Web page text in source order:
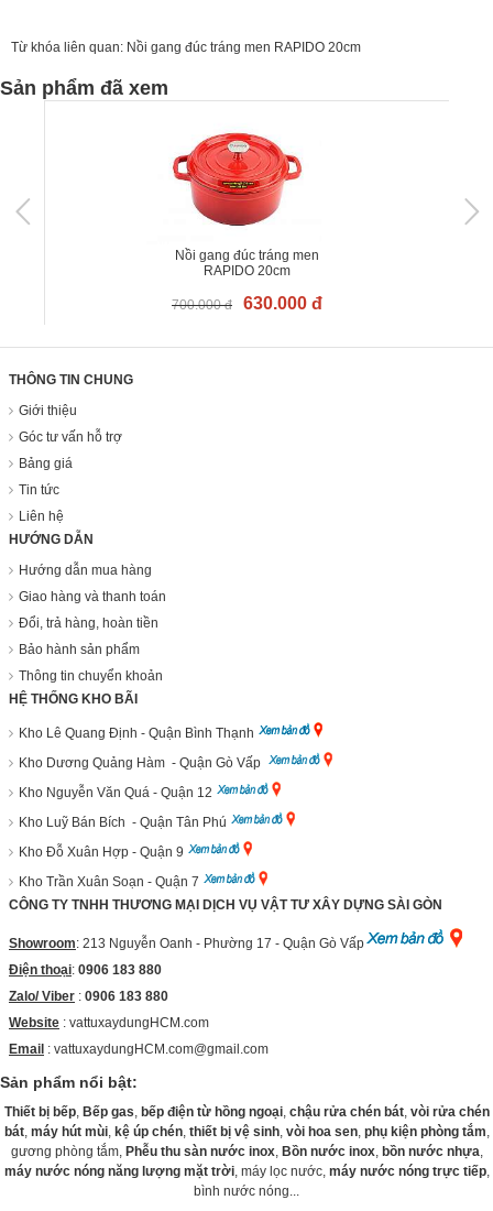
Từ khóa liên quan: Nồi gang đúc tráng men RAPIDO 20cm
Sản phẩm đã xem
Nồi gang đúc tráng men
RAPIDO 20cm
700.000 đ 630.000 đ
THÔNG TIN CHUNG
Giới thiệu
Góc tư vấn hỗ trợ
Bảng giá
Tin tức
Liên hệ
HƯỚNG DẪN
Hướng dẫn mua hàng
Giao hàng và thanh toán
Đổi, trả hàng, hoàn tiền
Bảo hành sản phẩm
Thông tin chuyển khoản
HỆ THỐNG KHO BÃI
Kho Lê Quang Định - Quận Bình Thạnh
Kho Dương Quảng Hàm - Quận Gò Vấp
Kho Nguyễn Văn Quá - Quận 12
Kho Luỹ Bán Bích - Quận Tân Phú
Kho Đỗ Xuân Hợp - Quận 9
Kho Trần Xuân Soạn - Quận 7
CÔNG TY TNHH THƯƠNG MẠI DỊCH VỤ VẬT TƯ XÂY DỰNG SÀI GÒN
Showroom: 213 Nguyễn Oanh - Phường 17 - Quận Gò Vấp
Điện thoại: 0906 183 880
Zalo/ Viber : 0906 183 880
Website : vattuxaydungHCM.com
Email : vattuxaydungHCM.com@gmail.com
Sản phẩm nổi bật:
Thiết bị bếp, Bếp gas, bếp điện từ hồng ngoại, chậu rửa chén bát, vòi rửa chén
bát, máy hút mùi, kệ úp chén, thiết bị vệ sinh, vòi hoa sen, phụ kiện phòng tắm,
gương phòng tắm, Phễu thu sàn nước inox, Bồn nước inox, bồn nước nhựa,
máy nước nóng năng lượng mặt trời, máy lọc nước, máy nước nóng trực tiếp,
bình nước nóng...